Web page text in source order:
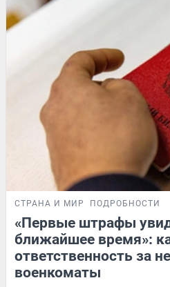
СТРАНА И МИР ПОДРОБНОСТИ
«Первые штрафы
ближайшее время»:
ответственность за
военкоматы